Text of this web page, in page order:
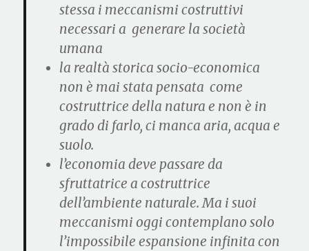
stessa i meccanismi costruttivi
necessari a generare la società
umana
la realtà storica socio-economica
non è mai stata pensata come
costruttrice della natura e non è in
grado di farlo, ci manca aria, acqua e
suolo.
l’economia deve passareda
sfruttatrice a costruttrice
dell’ambiente naturale.Ma i suoi
meccanismi oggi contemplano solo
l’impossibile espansione infinita con